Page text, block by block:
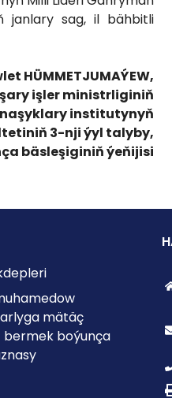
janlary sag, il bähbitli
HÜMMETJUMAÝEW,
işler ministrliginiň
institutynyň
3-nji ýyl talyby,
bäsleşiginiň ýeňijisi
mätäç
boýunça